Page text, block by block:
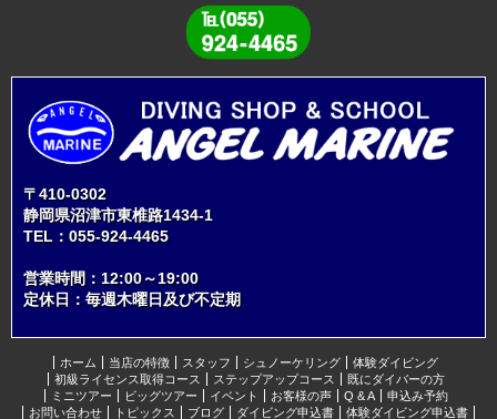
〒410-0302
静岡県沼津市東椎路1434-1
TEL： 055-924-4465
営業時間：12:00～19:00
定休日：毎週木曜日及び不定期
ホーム 当店の特徴 スタッフ シュノーケリング
体験ダイビング
初級ライセンス取得コース
ステップアップコース
既にダイバーの方
ミニツアー
ビッグツアー イベント お客様の声 Q & A
申込み予約
お問い合わせ
トピックス ブログ ダイビング申込書 体験ダイビング申込書